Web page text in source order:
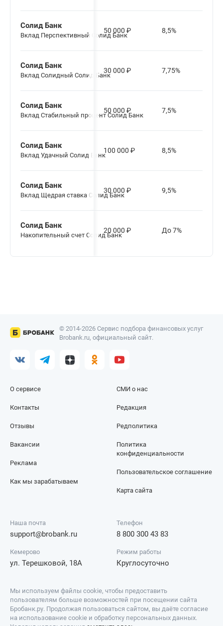
Солид Банк
Вклад Перспективный Солид Банк
50 000 ₽ 8,5%
Солид Банк
Вклад Солидный Солид Банк
30 000 ₽ 7,75%
Солид Банк
Вклад Стабильный процент Солид Банк
50 000 ₽ 7,5%
Солид Банк
Вклад Удачный Солид Банк
100 000 ₽ 8,5%
Солид Банк
Вклад Щедрая ставка Солид Банк
30 000 ₽ 9,5%
Солид Банк
Накопительный счет Солид Банк
20 000 ₽ До 7%
© 2014-2026 Сервис подбора финансовых услуг
Brobank.ru, официальный сайт.
О сервисе
Контакты
Отзывы
СМИ о нас
Редакция
Редполитика
Вакансии
Реклама
Как мы зарабатываем
Политика
конфиденциальности
Пользовательское соглашение
Карта сайта
Наша почта
support@brobank.ru
Телефон
8 800 300 43 83
Кемерово
ул. Терешковой, 18А
Режим работы
Круглосуточно
Мы используем файлы cookie, чтобы предоставить
пользователям больше возможностей при посещении сайта
Бробанк.ру. Продолжая пользоваться сайтом, вы даёте согласие
на использование cookie и обработку персональных данных.